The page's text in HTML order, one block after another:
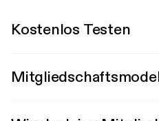
Kostenlos Testen